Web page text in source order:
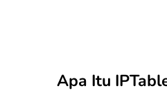
Apa Itu